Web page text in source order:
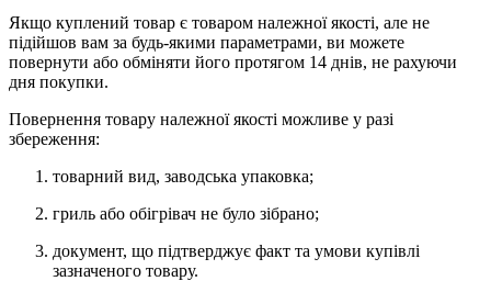
Якщо куплений товар є товаром належної якості, але не
підійшов вам за будь-якими параметрами, ви можете
повернути або обміняти його протягом 14 днів, не рахуючи
дня покупки.
Повернення товару належної якості можливе у разі
збереження:
товарний вид, заводська упаковка;
гриль або обігрівач не було зібрано;
документ, що підтверджує факт та умови купівлі
зазначеного товару.